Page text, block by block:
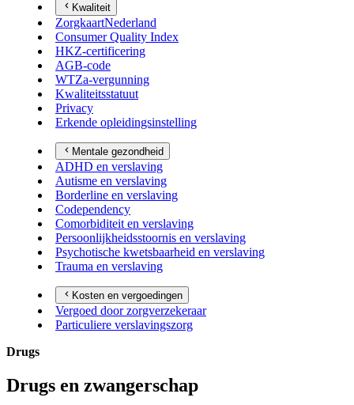
Kwaliteit
ZorgkaartNederland
Consumer Quality Index
HKZ-certificering
AGB-code
WTZa-vergunning
Kwaliteitsstatuut
Privacy
Erkende opleidingsinstelling
Mentale gezondheid
ADHD en verslaving
Autisme en verslaving
Borderline en verslaving
Codependency
Comorbiditeit en verslaving
Persoonlijkheidsstoornis en verslaving
Psychotische kwetsbaarheid en verslaving
Trauma en verslaving
Kosten en vergoedingen
Vergoed door zorgverzekeraar
Particuliere verslavingszorg
Drugs
Drugs en zwangerschap